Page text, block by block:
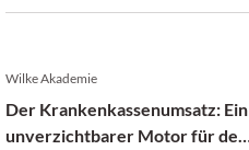
Wilke Akademie
Der Krankenkassenumsatz: Ein
unverzichtbarer Motor für den